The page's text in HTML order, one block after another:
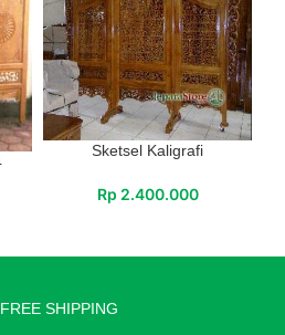
Sketsel Kaligrafi
Rp 2.400.000
FREE SHIPPING